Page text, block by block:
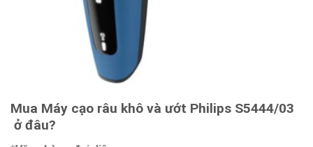
Mua Máy cạo râu khô và ướt Philips S5444/03
ở đâu?